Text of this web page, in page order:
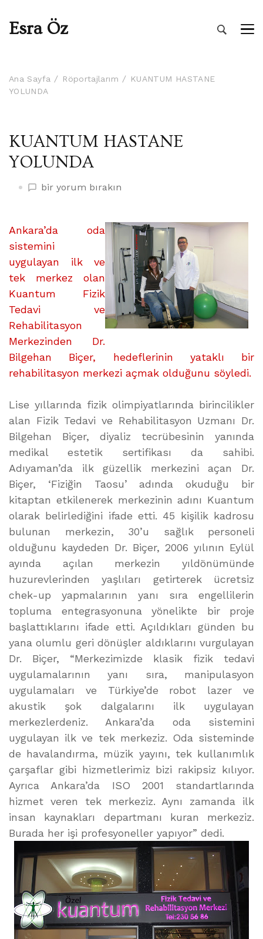
Esra Öz
Ana Sayfa Röportajlarım
KUANTUM HASTANE
YOLUNDA
KUANTUM HASTANE
YOLUNDA
KUANTUM
üzerine
bir yorum bırakın
Ankara’da oda
sistemini
uygulayan ilk ve
tek merkez olan
Kuantum Fizik
Tedavi ve
Rehabilitasyon
Merkezinden Dr.
Bilgehan Biçer, hedeflerinin yataklı bir
rehabilitasyon merkezi açmak olduğunu söyledi.
Lise yıllarında fizik olimpiyatlarında birincilikler
alan Fizik Tedavi ve Rehabilitasyon Uzmanı Dr.
Bilgehan Biçer, diyaliz tecrübesinin yanında
medikal estetik sertifikası da sahibi.
Adıyaman’da ilk güzellik merkezini açan Dr.
Biçer, ‘Fiziğin Taosu’ adında okuduğu bir
kitaptan etkilenerek merkezinin adını Kuantum
olarak belirlediğini ifade etti. 45 kişilik kadrosu
bulunan merkezin, 30’u sağlık personeli
olduğunu kaydeden Dr. Biçer, 2006 yılının Eylül
ayında açılan merkezin yıldönümünde
huzurevlerinden yaşlıları getirterek ücretsiz
chek-up yapmalarının yanı sıra engellilerin
topluma entegrasyonuna yönelikte bir proje
başlattıklarını ifade etti. Açıldıkları günden bu
yana olumlu geri dönüşler aldıklarını vurgulayan
Dr. Biçer, “Merkezimizde klasik fizik tedavi
uygulamalarının yanı sıra, manipulasyon
uygulamaları ve Türkiye’de robot lazer ve
akustik şok dalgalarını ilk uygulayan
merkezlerdeniz. Ankara’da oda sistemini
uygulayan ilk ve tek merkeziz. Oda sisteminde
de havalandırma, müzik yayını, tek kullanımlık
çarşaflar gibi hizmetlerimiz bizi rakipsiz kılıyor.
Ayrıca Ankara’da ISO 2001 standartlarında
hizmet veren tek merkeziz. Aynı zamanda ilk
insan kaynakları departmanı kuran merkeziz.
Burada her işi profesyoneller yapıyor” dedi.